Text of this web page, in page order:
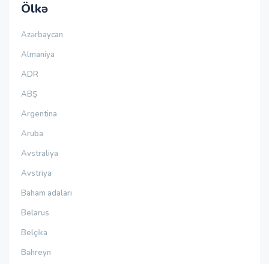
Ölkə
Azərbaycan
Almaniya
ADR
ABŞ
Argentina
Aruba
Avstraliya
Avstriya
Baham adaları
Belarus
Belçika
Bəhreyn